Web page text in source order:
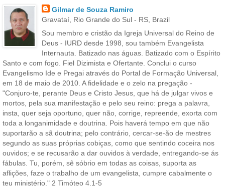
Gilmar de Souza Ramiro
Gravataí, Rio Grande do Sul - RS, Brazil
Sou membro e cristão da Igreja Universal do Reino de
Deus - IURD desde 1998, sou também Evangelista
Internauta. Batizado nas águas. Batizado com o Espírito
Santo e com fogo. Fiel Dizimista e Ofertante. Conclui o curso
Evangelismo Ide e Pregai através do Portal de Formação Universal,
em 18 de maio de 2010. A fidelidade e o zelo na pregação -
"Conjuro-te, perante Deus e Cristo Jesus, que há de julgar vivos e
mortos, pela sua manifestação e pelo seu reino: prega a palavra,
insta, quer seja oportuno, quer não, corrige, repreende, exorta com
toda a longanimidade e doutrina. Pois haverá tempo em que não
suportarão a sã doutrina; pelo contrário, cercar-se-ão de mestres
segundo as suas próprias cobiças, como que sentindo coceira nos
ouvidos; e se recusarão a dar ouvidos à verdade, entregando-se ás
fábulas. Tu, porém, sê sóbrio em todas as coisas, suporta as
aflições, faze o trabalho de um evangelista, cumpre cabalmente o
teu ministério." 2 Timóteo 4.1-5